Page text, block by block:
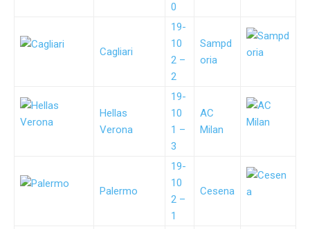
0
Cagliari
19-
10
2 –
2
Sampd
oria
Hellas
Verona
19-
10
1 –
3
AC
Milan
Palermo
19-
10
2 –
1
Cesena